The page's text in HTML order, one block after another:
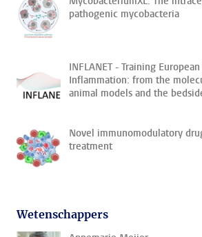
pathogenic mycobacteria
INFLANET - Training
Inflammation: from the
animal models and the
Novel immunomodulatory
treatment
Wetenschappers